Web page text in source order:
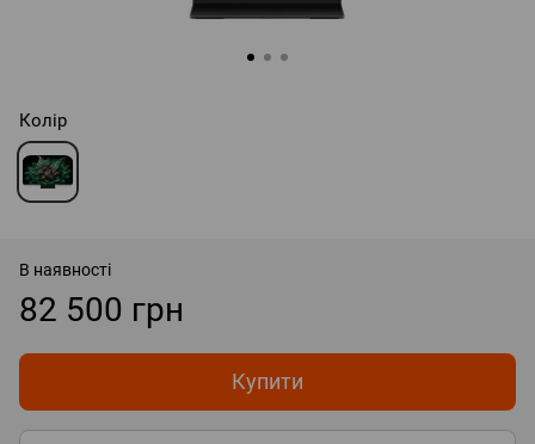
Колір
В наявності
82 500 грн
Купити